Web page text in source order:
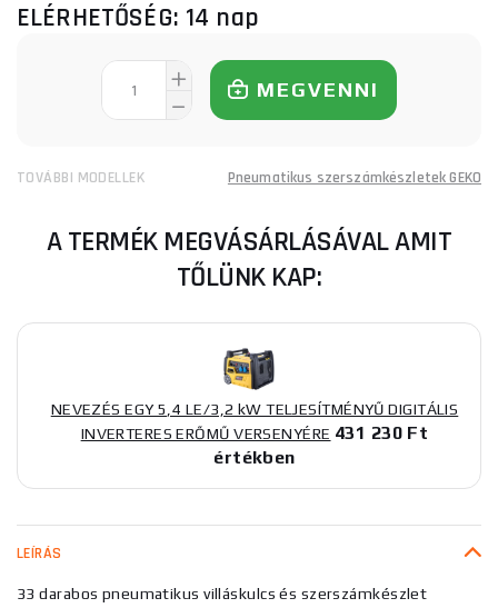
ELÉRHETŐSÉG: 14 nap
MEGVENNI
TOVÁBBI MODELLEK Pneumatikus szerszámkészletek GEKO
A TERMÉK MEGVÁSÁRLÁSÁVAL AMIT
TŐLÜNK KAP:
NEVEZÉS EGY 5,4 LE/3,2 kW TELJESÍTMÉNYŰ DIGITÁLIS
INVERTERES ERŐMŰ VERSENYÉRE 431 230 Ft
értékben
LEÍRÁS
33 darabos pneumatikus villáskulcs és szerszámkészlet